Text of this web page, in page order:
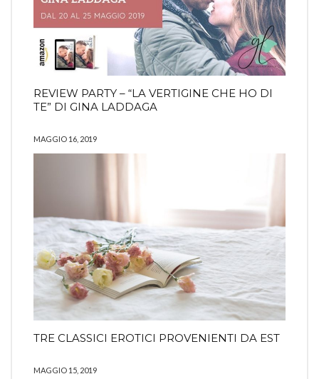
REVIEW PARTY – “LA VERTIGINE CHE HO DI
TE” DI GINA LADDAGA
MAGGIO 16, 2019
TRE CLASSICI EROTICI PROVENIENTI DA EST
MAGGIO 15, 2019